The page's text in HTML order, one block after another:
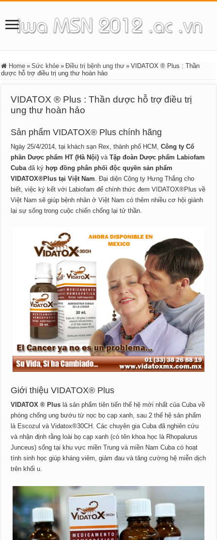
Home » Sức khỏe » Điều trị bệnh ung thư » VIDATOX ® Plus : Thần
dược hỗ trợ điều trị ung thư hoàn hảo
VIDATOX ® Plus : Thần dược hỗ trợ điều trị
ung thư hoàn hảo
Sản phẩm VIDATOX® Plus chính hãng
Ngày 25/4/2014, tại khách sạn Rex, thành phố HCM,Công ty Cổ
phần Dược phẩm HT (Hà Nội) vàTập đoàn Dược phẩm Labiofam
Cuba đã ký hợp đồng phân phối độc quyền sản phẩm
VIDATOX®Plus tại Việt Nam . Đại diện Công ty Hưng Thắng cho
biết, việc ký kết với Labiofam để chính thức đem VIDATOX®Plus về
Việt Nam sẽ giúp bệnh nhân ở Việt Nam có thêm nhiều cơ hội giành
lại sự sống trong cuộc chiến chống lại tử thần.
Giới thiệu VIDATOX® Plus
VIDATOX ® Plus là sản phẩm tiên tiến thế hệ mới nhất của Cuba về
phòng chống ung bướu từ nọc bọ cạp xanh, sau 2 thế hệ sản phẩm
là Escozul và Vidatox®30CH. Các chuyên gia Cuba đã nghiên cứu
và nhận định rằng loài bọ cạp xanh (có tên khoa học là Rhopalurus
Junceus) sống tại khu vực miền Trung và miền Nam Cuba có hoạt
tính sinh học giúp kháng viêm, giảm đau và tăng cường hệ miễn dịch
trên khối u.